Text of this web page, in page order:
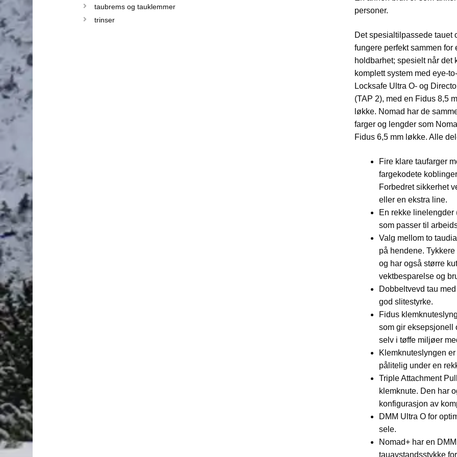
personer.
Det spesialtilpassede tauet
fungere perfekt sammen
holdbarhet; spesielt når det
komplett system med eye-
Locksafe Ultra O- og
(TAP 2), med en Fidus 8,5
løkke. Nomad har de
farger og lengder som
Fidus 6,5 mm løkke. Alle
Fire klare taufarger
fargekodete
Forbedret sikkerhet
eller en ekstra line.
En rekke linelengder
som passer til
Valg mellom to
på hendene.
og har også større
vektbesparelse og
Dobbeltvevd tau
god slitestyrke.
Fidus
som gir eksepsjonell
selv i tøffe miljøer
Klemknuteslyngen
pålitelig under en
Triple Attachment
klemknute. Den har
konfigurasjon av
DMM Ultra O for
sele.
Nomad+ har en
tauavstandsstykke
taubrems og tauklemmer
trinser